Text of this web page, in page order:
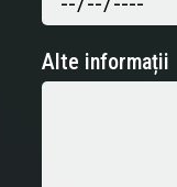
Alte informații